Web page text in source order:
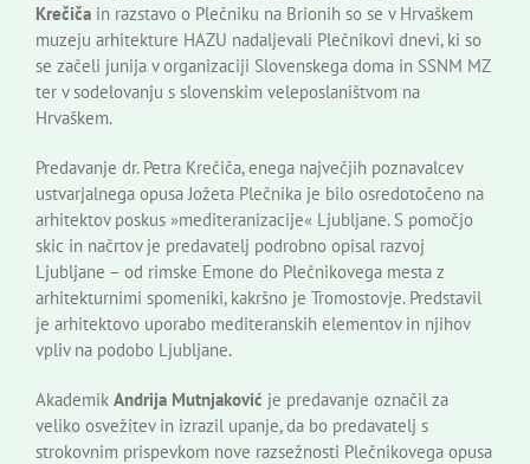
Novi odmev – naše glasilo
Založništvo
Koristne informacije
Krečiča in razstavo o Plečniku na Brionih so se v Hrvaškem
muzeju arhitekture HAZU nadaljevali Plečnikovi dnevi, ki so
se začeli junija v organizaciji Slovenskega doma in SSNM MZ
ter v sodelovanju s slovenskim veleposlaništvom na
Hrvaškem.
Predavanje dr. Petra Krečiča, enega največjih poznavalcev
ustvarjalnega opusa Jožeta Plečnika je bilo osredotočeno na
arhitektov poskus »mediteranizacije« Ljubljane. S pomočjo
skic in načrtov je predavatelj podrobno opisal razvoj
Ljubljane – od rimske Emone do Plečnikovega mesta z
arhitekturnimi spomeniki, kakršno je Tromostovje. Predstavil
je arhitektovo uporabo mediteranskih elementov in njihov
vpliv na podobo Ljubljane.
Akademik Andrija Mutnjaković je predavanje označil za
veliko osvežitev in izrazil upanje, da bo predavatelj s
strokovnim prispevkom nove razsežnosti Plečnikovega opusa